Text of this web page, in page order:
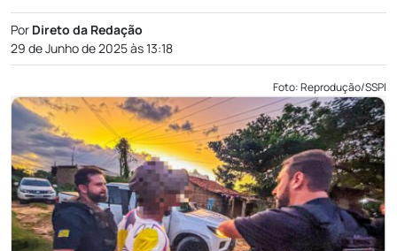
Por Direto da Redação
29 de Junho de 2025 às 13:18
Foto: Reprodução/SSPI